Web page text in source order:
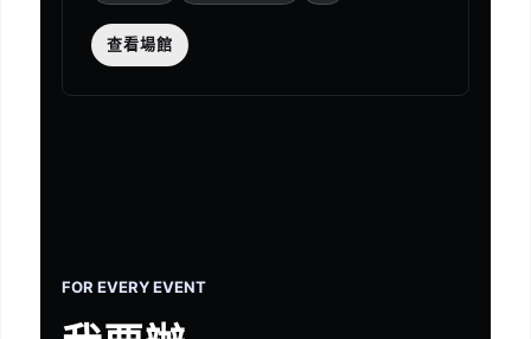
查看場館
FOR EVERY EVENT